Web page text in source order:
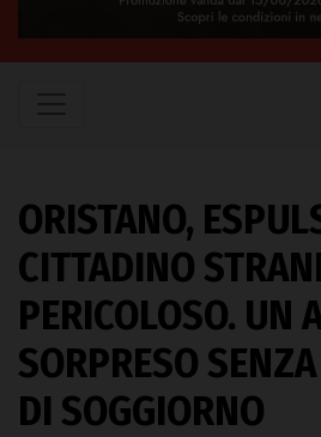
ORISTANO,
CITTADINO
PERICOLOSO. UN
SORPRESO
DI SOGGIORNO